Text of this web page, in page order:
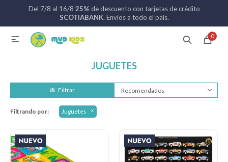
Del 7/8 al 16/8 25% de descuento con tarjetas de crédito
SCOTIABANK. Envíos a todo el país.
0

JUGUETES
Recomendados
Filtrando por: Juguetes
MI CUENTA
Catálogo Nuevos ingresos
Coches de bebé
Sillas de auto
Lactancia